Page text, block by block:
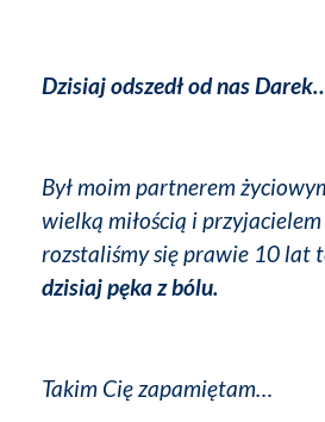
Dzisiaj odszedł od nas
Był moim partnerem
wielką miłością i
rozstaliśmy się prawie 10 lat
dzisiaj pęka z bólu.
Takim Cię zapamiętam…